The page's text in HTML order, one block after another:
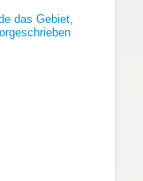
das Gebiet,